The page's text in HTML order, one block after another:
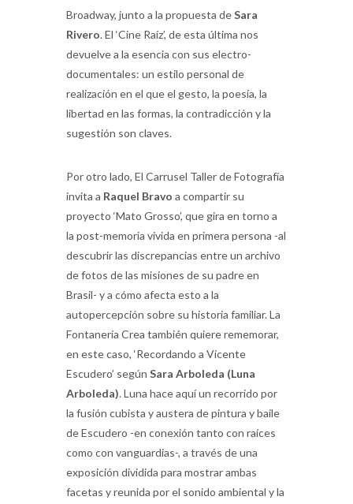
Broadway, junto a la propuesta deSara
Rivero. El ‘Cine Raíz’, de esta última nos
devuelve a la esencia con sus electro-
documentales: un estilo personal de
realización en el que el gesto, la poesía, la
libertad en las formas, la contradicción y la
sugestión son claves.
Por otro lado, El Carrusel Taller de Fotografía
invita a Raquel Bravo a compartir su
proyecto ‘Mato Grosso’, que gira en torno a
la post-memoria vivida en primera persona -al
descubrir las discrepancias entre un archivo
de fotos de las misiones de su padre en
Brasil- y a cómo afecta esto a la
autopercepción sobre su historia familiar. La
Fontanería Crea también quiere rememorar,
en este caso, ‘Recordando a Vicente
Escudero’ según Sara Arboleda (Luna
Arboleda). Luna hace aquí un recorrido por
la fusión cubista y austera de pintura y baile
de Escudero -en conexión tanto con raíces
como con vanguardias-, a través de una
exposición dividida para mostrar ambas
facetas y reunida por el sonido ambiental y la